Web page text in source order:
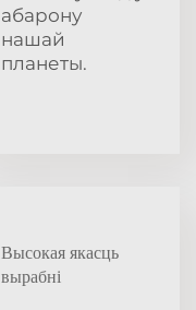
абарону
нашай
планеты.
Высокая якасць
вырабні